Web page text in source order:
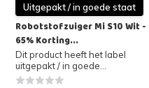
Uitgepakt / in goede staat
Robotstofzuiger Mi S10 Wit -
65% Korting...
Dit product heeft het label
uitgepakt / in goede...